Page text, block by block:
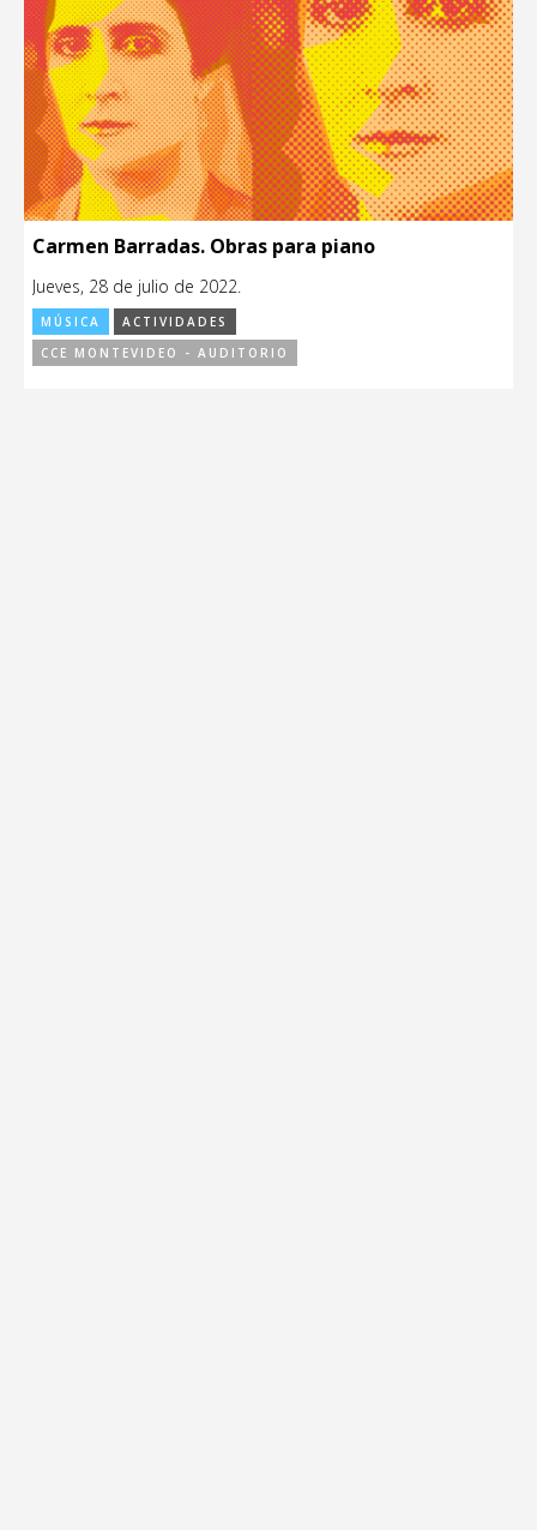
Carmen Barradas. Obras para piano
Jueves, 28 de julio de 2022.
MÚSICA
ACTIVIDADES
CCE MONTEVIDEO - AUDITORIO